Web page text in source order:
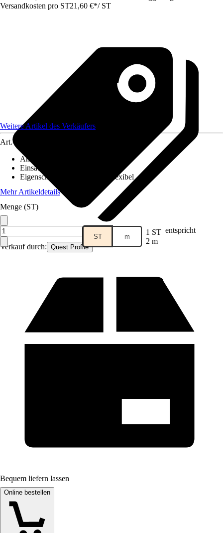
Versandkosten pro ST21,60 €*/ ST
Verkauf durch: Quest Profile
Weitere Artikel des Verkäufers
Art.-Nr.
Anzahl
Einsatzbereich
Eigenschaft
UV-beständig, Flexibel
Mehr Artikeldetails
Menge (ST)
ST m 1 ST entspricht
2 m
Bequem liefern lassen
Online bestellen